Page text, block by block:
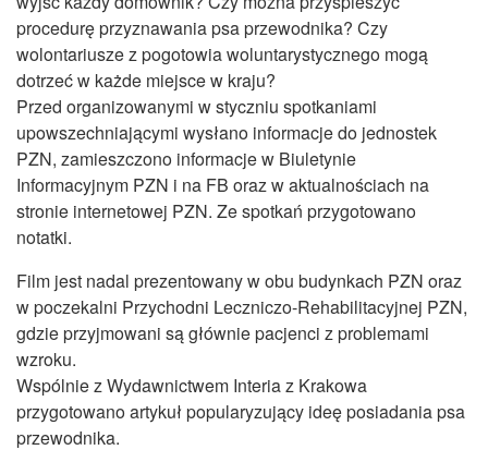
procedurę przyznawania psa przewodnika? Czy
wolontariusze z pogotowia woluntarystycznego mogą
dotrzeć w każde miejsce w kraju?
Przed organizowanymi w styczniu spotkaniami
upowszechniającymi wysłano informacje do jednostek
PZN, zamieszczono informacje w Biuletynie
Informacyjnym PZN i na FB oraz w aktualnościach na
stronie internetowej PZN. Ze spotkań przygotowano
notatki.
Film jest nadal prezentowany w obu budynkach PZN oraz
w poczekalni Przychodni Leczniczo-Rehabilitacyjnej PZN,
gdzie przyjmowani są głównie pacjenci z problemami
wzroku.
Wspólnie z Wydawnictwem Interia z Krakowa
przygotowano artykuł popularyzujący ideę posiadania psa
przewodnika.